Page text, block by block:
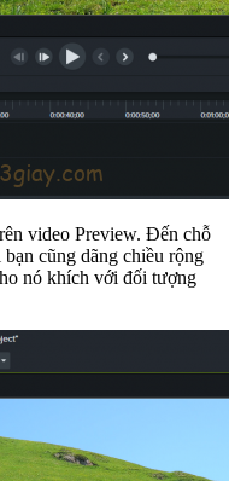
video Preview. Đến chỗ
cũng dãng chiều rộng
nó khích với đối tượng